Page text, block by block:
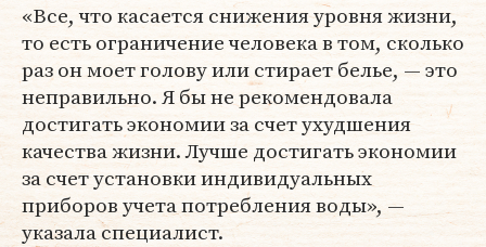
«Все, что касается снижения уровня жизни,
то есть ограничение человека в том, сколько
раз он моет голову или стирает белье, — это
неправильно. Я бы не рекомендовала
достигать экономии за счет ухудшения
качества жизни. Лучше достигать экономии
за счет установки индивидуальных
приборов учета потребления воды», —
указала специалист.